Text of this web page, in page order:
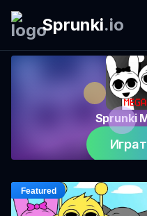
Sprunki.io
Sprunki